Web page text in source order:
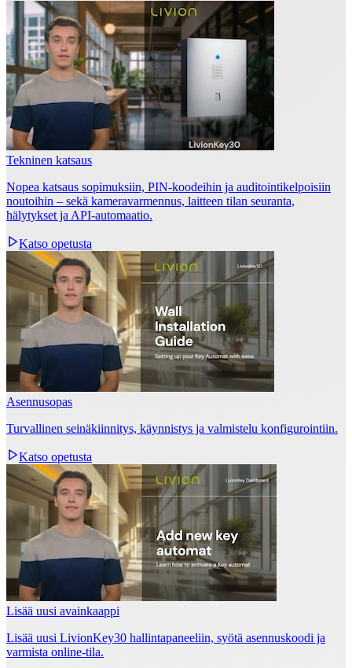
Tekninen katsaus
Nopea katsaus sopimuksiin, PIN‑koodeihin ja auditointikelpoisiin
noutoihin – sekä kameravarmennus, laitteen tilan seuranta,
hälytykset ja API‑automaatio.
Katso opetusta
Asennusopas
Turvallinen seinäkiinnitys, käynnistys ja valmistelu konfigurointiin.
Katso opetusta
Lisää uusi avainkaappi
Lisää uusi LivionKey30 hallintapaneeliin, syötä asennuskoodi ja
varmista online‑tila.